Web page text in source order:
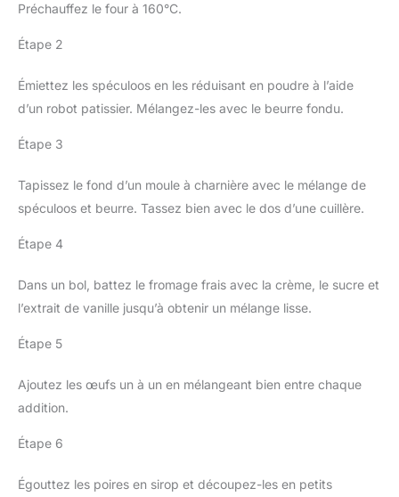
Préchauffez le four à 160°C.
Étape 2
Émiettez les spéculoos en les réduisant en poudre à l’aide
d’un robot patissier. Mélangez-les avec le beurre fondu.
Étape 3
Tapissez le fond d’un moule à charnière avec le mélange de
spéculoos et beurre. Tassez bien avec le dos d’une cuillère.
Étape 4
Dans un bol, battez le fromage frais avec la crème, le sucre et
l’extrait de vanille jusqu’à obtenir un mélange lisse.
Étape 5
Ajoutez les œufs un à un en mélangeant bien entre chaque
addition.
Étape 6
Égouttez les poires en sirop et découpez-les en petits